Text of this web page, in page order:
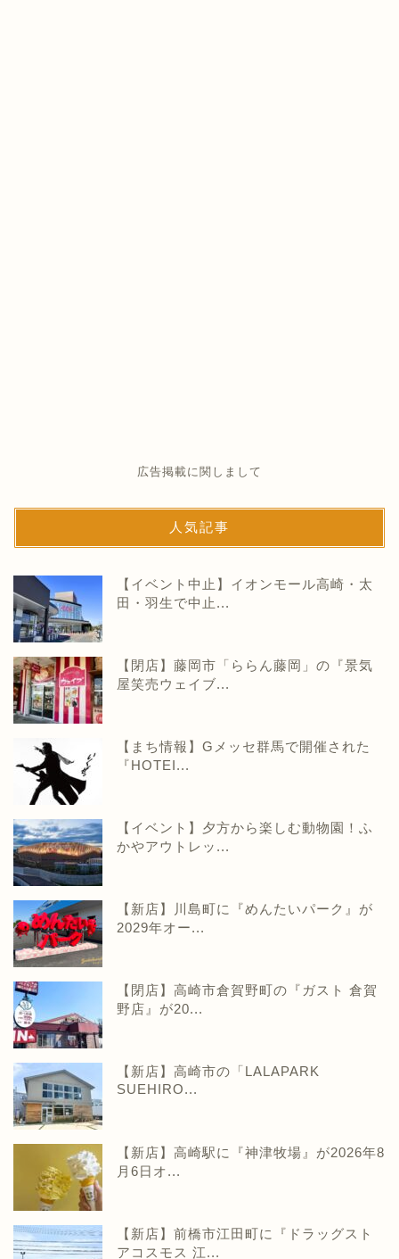
広告掲載に関しまして
人気記事
【イベント中止】イオンモール高崎・太
田・羽生で中止...
【閉店】藤岡市「ららん藤岡」の『景気
屋笑売ウェイブ...
【まち情報】Gメッセ群馬で開催された
『HOTEI...
【イベント】夕方から楽しむ動物園！ふ
かやアウトレッ...
【新店】川島町に『めんたいパーク』が
2029年オー...
【閉店】高崎市倉賀野町の『ガスト 倉賀
野店』が20...
【新店】高崎市の「LALAPARK
SUEHIRO...
【新店】高崎駅に『神津牧場』が2026年8
月6日オ...
【新店】前橋市江田町に『ドラッグスト
アコスモス 江...